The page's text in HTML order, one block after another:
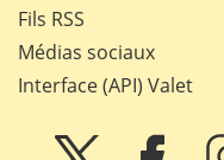
Fils RSS
Médias sociaux
Interface (API) Valet